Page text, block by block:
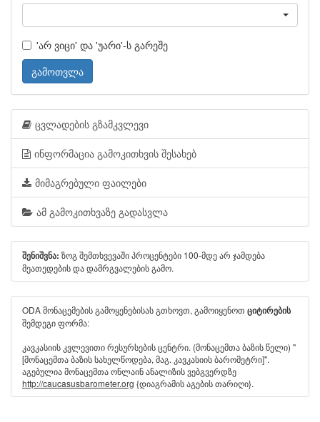
'არ ვიცი' და 'უარი'-ს გარეშე
გამოთვლა
ცვლადების გზამკვლევი
ინფორმაცია გამოკითხვის შესახებ
მიმაგრებული ფაილები
ამ გამოკითხვაზე გადასვლა
შენიშვნა: ზოგ შემთხვევაში პროცენტები 100-მდე არ ჯამდება
მეათედების და დამრგვალების გამო.
ODA მონაცემების გამოყენებისას გთხოვთ, გამოიყენოთ ციტირების
შემდეგი ფორმა:
კავკასიის კვლევითი რესურსების ცენტრი. (მონაცემთა ბაზის წელი) "
[მონაცემთა ბაზის სახელწოდება, მაგ. კავკასიის ბარომეტრი]".
აგებულია მონაცემთა ონლაინ ანალიზის ვებგვერდზე
http://caucasusbarometer.org {დიაგრამის აგების თარიღი}.